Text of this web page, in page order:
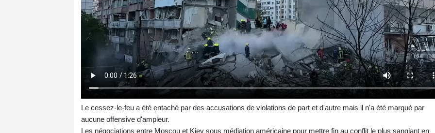
Le cessez-le-feu a été entaché par des accusations de violations de part et d'autre mais il n'a été marqué par
aucune offensive d'ampleur.
Les négociations entre Moscou et Kiev sous médiation américaine pour mettre fin au conflit le plus sanglant en